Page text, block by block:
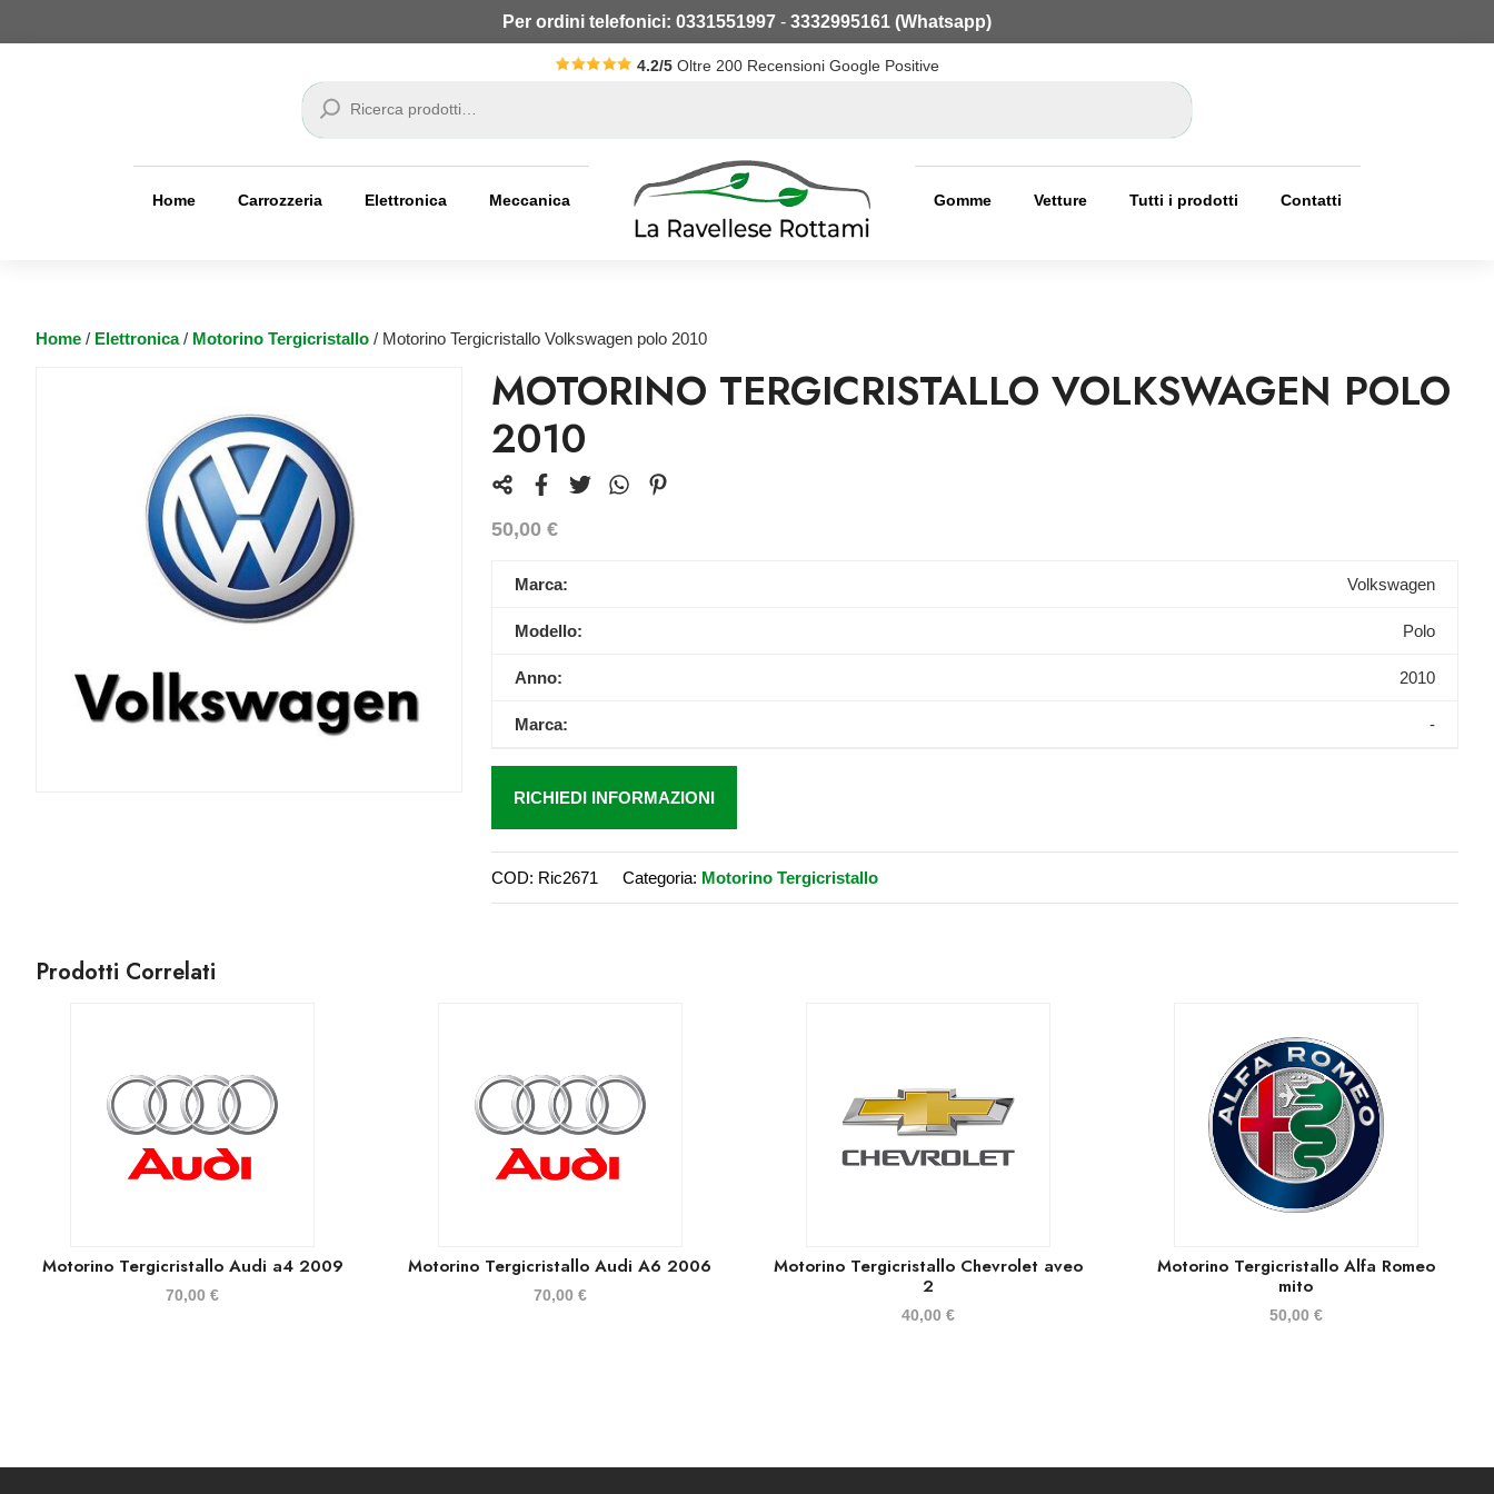
Per ordini telefonici: 0331551997 - 3332995161 (Whatsapp)
4.2/5 Oltre 200 Recensioni Google Positive
Cerca
Home Carrozzeria Elettronica Meccanica Gomme Vetture Tutti i prodotti Contatti
Home / Elettronica/ Motorino Tergicristallo / Motorino Tergicristallo Volkswagen polo 2010
MOTORINO TERGICRISTALLO VOLKSWAGEN POLO
2010
50,00 €
Marca: Volkswagen
Modello: Polo
Anno: 2010
Marca: -
RICHIEDI INFORMAZIONI
COD: Ric2671 Categoria: Motorino Tergicristallo
Prodotti Correlati
Motorino Tergicristallo Audi a4 2009
70,00€
Motorino Tergicristallo Audi A6 2006
70,00 €
Motorino Tergicristallo Chevrolet aveo
2
40,00 €
Motorino Tergicristallo Alfa Romeo
mito
50,00 €